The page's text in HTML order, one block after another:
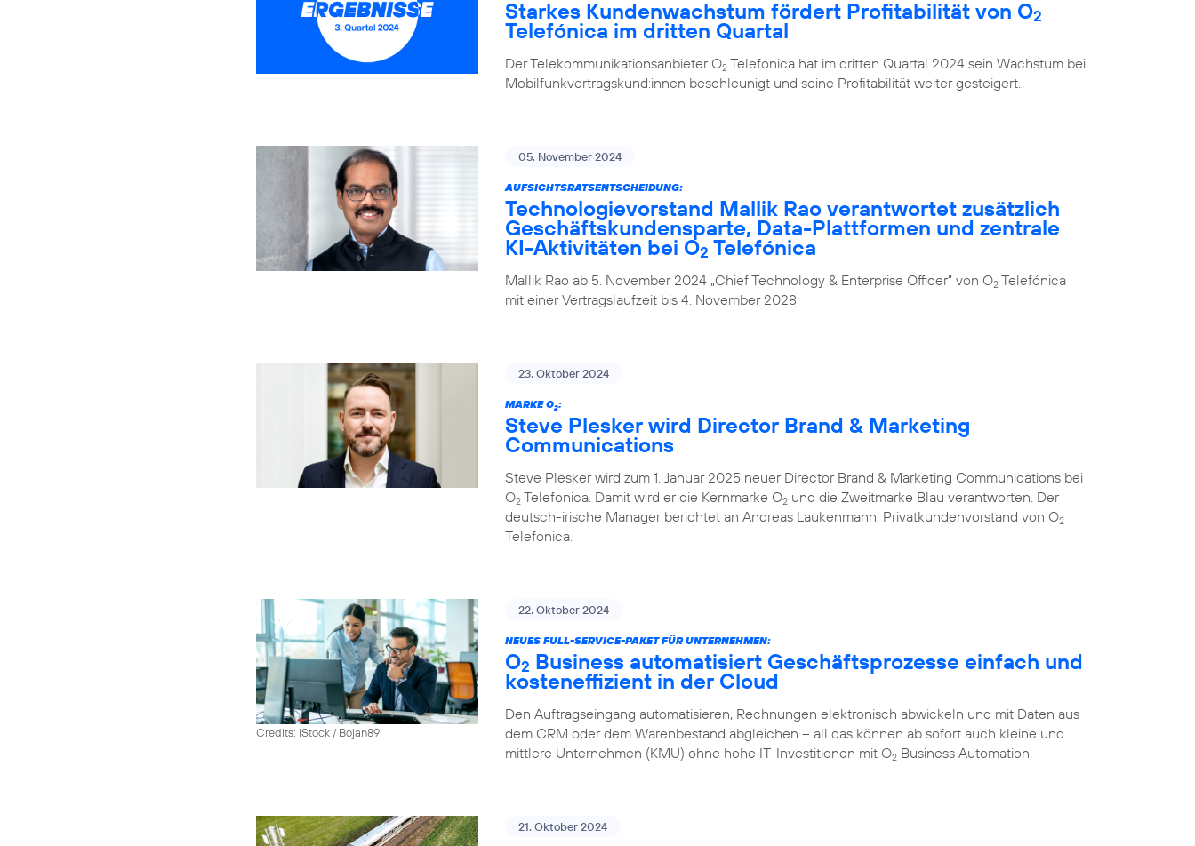
Starkes Kundenwachstum fördert Profitabilität von O2
Telefónica im dritten Quartal
Der Telekommunikationsanbieter O2 Telefónica hat im dritten Quartal 2024 sein Wachstum bei
Mobilfunkvertragskund:innen beschleunigt und seine Profitabilität weiter gesteigert.
05. November 2024
AUFSICHTSRATSENTSCHEIDUNG:
Technologievorstand Mallik Rao verantwortet zusätzlich
Geschäftskundensparte, Data-Plattformen und zentrale
KI-Aktivitäten bei O2 Telefónica
Mallik Rao ab 5. November 2024 „Chief Technology & Enterprise Officer” von O2 Telefónica
mit einer Vertragslaufzeit bis 4. November 2028
23. Oktober 2024
MARKE O2:
Steve Plesker wird Director Brand & Marketing
Communications
Steve Plesker wird zum 1. Januar 2025 neuer Director Brand & Marketing Communications bei
O2 Telefonica. Damit wird er die Kernmarke O2 und die Zweitmarke Blau verantworten. Der
deutsch-irische Manager berichtet an Andreas Laukenmann, Privatkundenvorstand von O2
Telefonica.
Credits: iStock / Bojan89
22. Oktober 2024
NEUES FULL-SERVICE-PAKET FÜR UNTERNEHMEN:
O2 Business automatisiert Geschäftsprozesse einfach und
kosteneffizient in der Cloud
Den Auftragseingang automatisieren, Rechnungen elektronisch abwickeln und mit Daten aus
dem CRM oder dem Warenbestand abgleichen – all das können ab sofort auch kleine und
mittlere Unternehmen (KMU) ohne hohe IT-Investitionen mit O2 Business Automation.
21. Oktober 2024